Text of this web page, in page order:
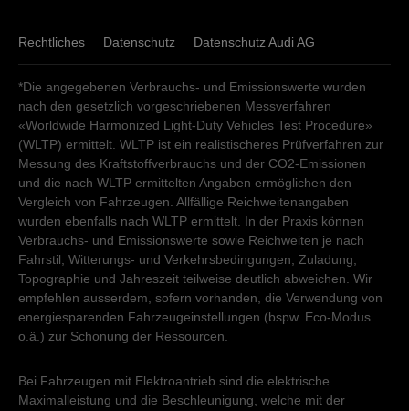
Rechtliches Datenschutz Datenschutz Audi AG
*Die angegebenen Verbrauchs- und Emissionswerte wurden
nach den gesetzlich vorgeschriebenen Messverfahren
«Worldwide Harmonized Light-Duty Vehicles Test Procedure»
(WLTP) ermittelt. WLTP ist ein realistischeres Prüfverfahren zur
Messung des Kraftstoffverbrauchs und der CO2-Emissionen
und die nach WLTP ermittelten Angaben ermöglichen den
Vergleich von Fahrzeugen. Allfällige Reichweitenangaben
wurden ebenfalls nach WLTP ermittelt. In der Praxis können
Verbrauchs- und Emissionswerte sowie Reichweiten je nach
Fahrstil, Witterungs- und Verkehrsbedingungen, Zuladung,
Topographie und Jahreszeit teilweise deutlich abweichen. Wir
empfehlen ausserdem, sofern vorhanden, die Verwendung von
energiesparenden Fahrzeugeinstellungen (bspw. Eco-Modus
o.ä.) zur Schonung der Ressourcen.
Bei Fahrzeugen mit Elektroantrieb sind die elektrische
Maximalleistung und die Beschleunigung, welche mit der